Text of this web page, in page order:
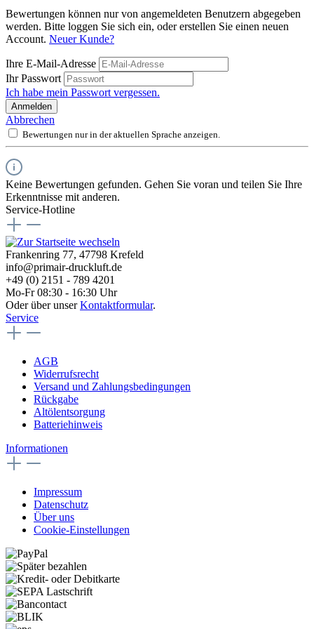
Bewertungen können nur von angemeldeten Benutzern abgegeben
werden. Bitte loggen Sie sich ein, oder erstellen Sie einen neuen
Account. Neuer Kunde?
Ihre E-Mail-Adresse
Ihr Passwort
Ich habe mein Passwort vergessen.
Anmelden
Abbrechen
Bewertungen nur in der aktuellen Sprache anzeigen.
Keine Bewertungen gefunden. Gehen Sie voran und teilen Sie Ihre
Erkenntnisse mit anderen.
Service-Hotline
Frankenring 77, 47798 Krefeld
info@primair-druckluft.de
+49 (0) 2151 - 789 4201
Mo-Fr 08:30 - 16:30 Uhr
Oder über unserKontaktformular.
Service
AGB
Widerrufsrecht
Versand und Zahlungsbedingungen
Rückgabe
Altölentsorgung
Batteriehinweis
Informationen
Impressum
Datenschutz
Über uns
Cookie-Einstellungen